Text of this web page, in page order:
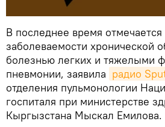
В последнее время отмечается
заболеваемости хронической
болезнью легких и тяжелыми
пневмонии, заявила радио
отделения пульмонологии
госпиталя при министерстве
Кыргызстана Мыскал Емилова.